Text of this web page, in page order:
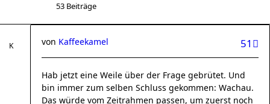
53 Beiträge
51
von Kaffeekamel
Hab jetzt eine Weile über der Frage gebrütet. Und
bin immer zum selben Schluss gekommen: Wachau.
Das würde vom Zeitrahmen passen, um zuerst noch